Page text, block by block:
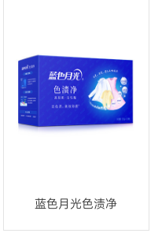
蓝色月光色渍净